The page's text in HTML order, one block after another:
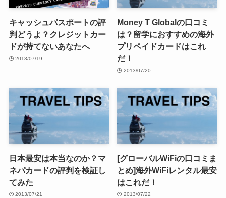
キャッシュパスポートの評
判どうよ？クレジットカー
ドが持てないあなたへ
2013/07/19
Money T Globalの口コミ
は？留学におすすめの海外
プリペイドカードはこれ
だ！
2013/07/20
日本最安は本当なのか？マ
ネパカードの評判を検証し
てみた
2013/07/21
[グローバルWiFiの口コミま
とめ]海外WiFiレンタル最安
はこれだ！
2013/07/22